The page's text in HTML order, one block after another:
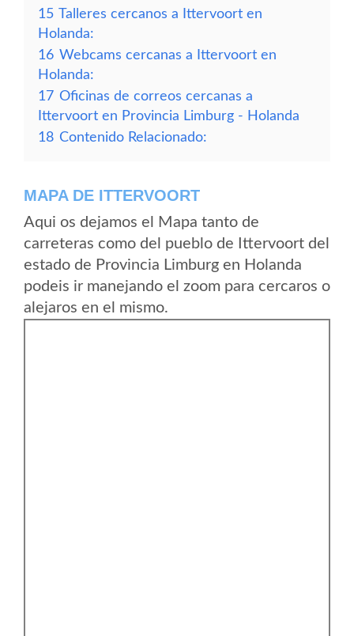
15 Talleres cercanos a Ittervoort en
Holanda:
16 Webcams cercanas a Ittervoort en
Holanda:
17 Oficinas de correos cercanas a
Ittervoort en Provincia Limburg - Holanda
18 Contenido Relacionado:
MAPA DE ITTERVOORT
Aqui os dejamos el Mapa tanto de
carreteras como del pueblo de Ittervoort del
estado de Provincia Limburg en Holanda
podeis ir manejando el zoom para cercaros o
alejaros en el mismo.